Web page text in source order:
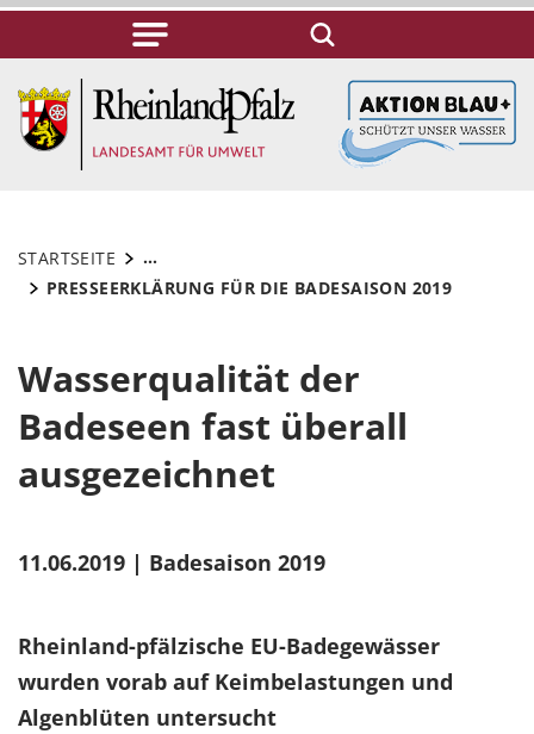
STARTSEITE
...
PRESSEERKLÄRUNG FÜR DIE BADESAISON 2019
Wasserqualität der
Badeseen fast überall
ausgezeichnet
11.06.2019 | Badesaison 2019
Rheinland-pfälzische EU-Badegewässer
wurden vorab auf Keimbelastungen und
Algenblüten untersucht